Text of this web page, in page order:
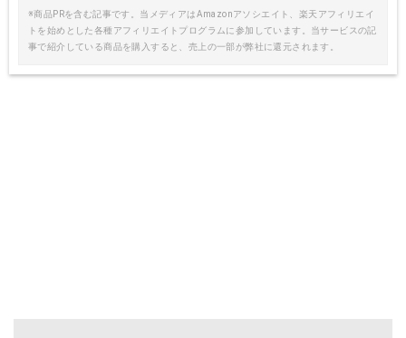
※商品PRを含む記事です。当メディアはAmazonアソシエイト、楽天アフィリエイ
トを始めとした各種アフィリエイトプログラムに参加しています。当サービスの記
事で紹介している商品を購入すると、売上の一部が弊社に還元されます。